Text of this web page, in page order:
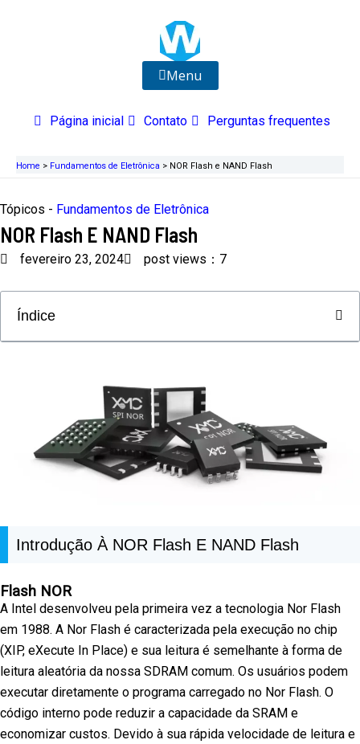
Menu
Página inicial Contato Perguntas frequentes
Home > Fundamentos de Eletrônica > NOR Flash e NAND Flash
Tópicos - Fundamentos de Eletrônica
NOR Flash E NAND Flash
fevereiro 23, 2024 post views：7
Índice
Introdução À NOR Flash E NAND Flash
Flash NOR
A Intel desenvolveu pela primeira vez a tecnologia Nor Flash
em 1988. A Nor Flash é caracterizada pela execução no chip
(XIP, eXecute In Place) e sua leitura é semelhante à forma de
leitura aleatória da nossa SDRAM comum. Os usuários podem
executar diretamente o programa carregado no Nor Flash. O
código interno pode reduzir a capacidade da SRAM e
economizar custos. Devido à sua rápida velocidade de leitura e